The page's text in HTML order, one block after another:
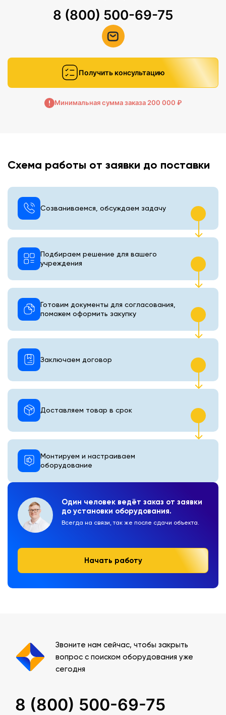
8 (800) 500-69-75
Получить консультацию
Минимальная сумма заказа 200 000 ₽
Схема работы от заявки до поставки
Один человек ведёт заказ от заявки
до установки оборудования.
Всегда на связи, так же после сдачи объекта.
Начать работу
Созваниваемся, обсуждаем задачу
Подбираем решение для вашего
учреждения
Готовим документы для согласования,
поможем оформить закупку
Монтируем и настраиваем
оборудование
Доставляем товар в срок
Заключаем договор
Звоните нам сейчас, чтобы закрыть
вопрос с поиском оборудования уже
сегодня
8 (800) 500-69-75